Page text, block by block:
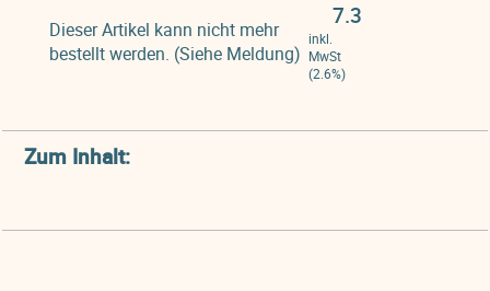
Dieser Artikel kann nicht mehr
bestellt werden. (Siehe Meldung)
7.3
inkl.
MwSt
(2.6%)
Zum Inhalt: